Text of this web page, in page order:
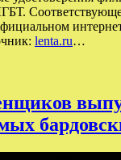
lenta.ru…